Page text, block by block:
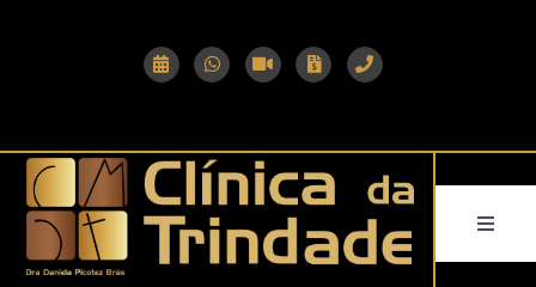
Toggle